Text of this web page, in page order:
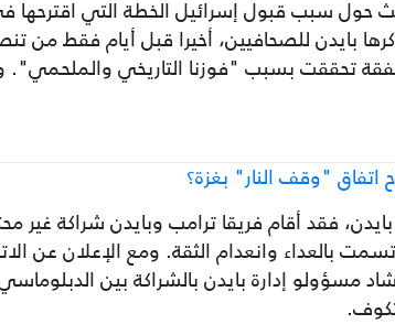
بايدن للصحافيين، أخيرا قبل أيام فقط من
تحققت بسبب "فوزنا التاريخي والملحمي".
اتفاق "وقف النار" بغزة؟
فقد أقام فريقا ترامب وبايدن شراكة غير
بالعداء وانعدام الثقة. ومع الإعلان عن
مسؤولو إدارة بايدن بالشراكة بين